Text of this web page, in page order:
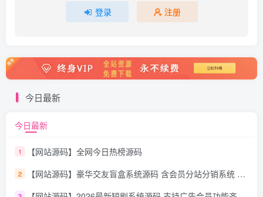
登录 注册
今日最新
今日最新
1 【网站源码】全网今日热榜源码
2 【网站源码】豪华交友盲盒系统源码 含会员分站分销系统 可易支付